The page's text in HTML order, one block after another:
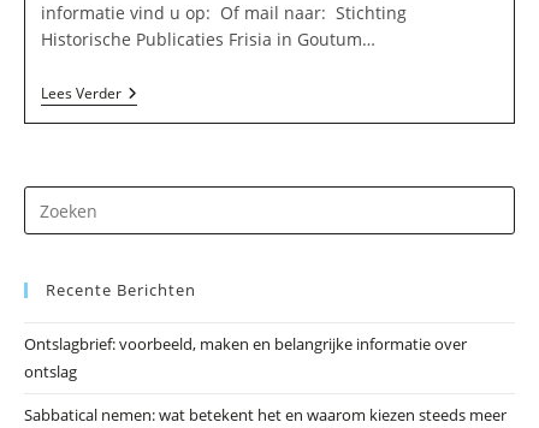
informatie vind u op: Of mail naar: Stichting
Historische Publicaties Frisia in Goutum…
Lees VerderStichting
Historische
Goutum
op
Recente Berichten
Ontslagbrief: voorbeeld, maken en belangrijke informatie over
ontslag
Sabbatical nemen: wat betekent het en waarom kiezen steeds meer